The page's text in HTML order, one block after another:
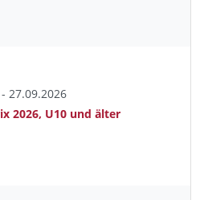
27.09.2026
2026, U10 und älter